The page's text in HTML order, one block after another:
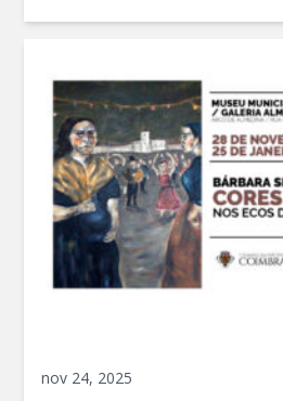
nov 24, 2025